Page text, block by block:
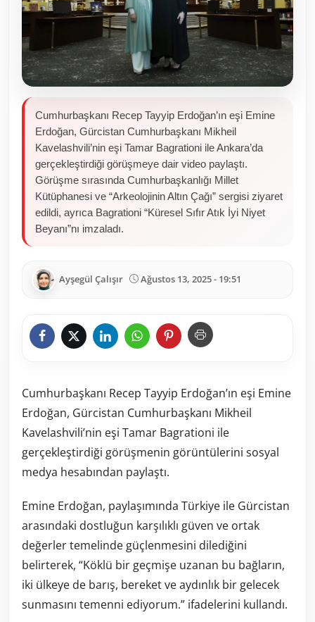
Cumhurbaşkanı Recep Tayyip Erdoğan’ın eşi Emine
Erdoğan, Gürcistan Cumhurbaşkanı Mikheil
Kavelashvili’nin eşi Tamar Bagrationi ile Ankara’da
gerçekleştirdiği görüşmeye dair video paylaştı.
Görüşme sırasında Cumhurbaşkanlığı Millet
Kütüphanesi ve “Arkeolojinin Altın Çağı” sergisi ziyaret
edildi, ayrıca Bagrationi “Küresel Sıfır Atık İyi Niyet
Beyanı”nı imzaladı.
Ayşegül Çalışır Ağustos 13, 2025 - 19:51
Cumhurbaşkanı Recep Tayyip Erdoğan’ın eşi Emine
Erdoğan, Gürcistan Cumhurbaşkanı Mikheil
Kavelashvili’nin eşi Tamar Bagrationi ile
gerçekleştirdiği görüşmenin görüntülerini sosyal
medya hesabından paylaştı.
Emine Erdoğan, paylaşımında Türkiye ile Gürcistan
arasındaki dostluğun karşılıklı güven ve ortak
değerler temelinde güçlenmesini dilediğini
belirterek, “Köklü bir geçmişe uzanan bu bağların,
iki ülkeye de barış, bereket ve aydınlık bir gelecek
sunmasını temenni ediyorum.” ifadelerini kullandı.